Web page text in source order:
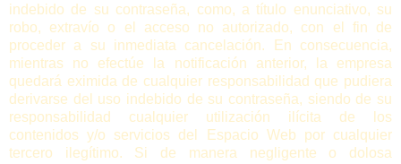
indebido de su contraseña, como, a título enunciativo, su
robo, extravío o el acceso no autorizado, con el fin de
proceder a su inmediata cancelación. En consecuencia,
mientras no efectúe la notificación anterior, la empresa
quedará eximida de cualquier responsabilidad que pudiera
derivarse del uso indebido de su contraseña, siendo de su
responsabilidad cualquier utilización ilícita de los
contenidos y/o servicios del Espacio Web por cualquier
tercero ilegítimo. Si de manera negligente o dolosa